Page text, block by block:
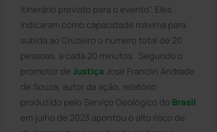
itinerário previsto para o evento”. Eles
indicaram como capacidade máxima para
subida ao Cruzeiro o número total de 20
pessoas, a cada 20 minutos. Segundo o
promotor de Justiça José Franclin Andrade
de Souza, autor da ação, relatório
produzido pelo Serviço Geológico do Brasil
em julho de 2023 apontou o alto risco de